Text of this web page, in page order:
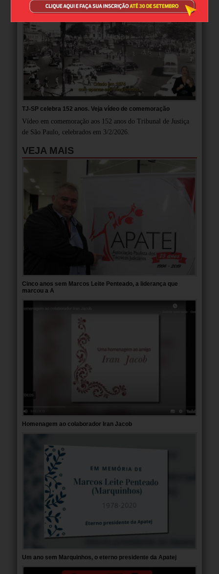
TJ-SP celebra 152 anos. Veja vídeo de comemoração
Vídeo em comemoração aos 152 anos do Tribunal de Justiça
de São Paulo, celebrados em 3/2/2026.
VEJA MAIS
Cinco anos sem Marcos Leite Penteado, a liderança que
marcou a A
Homenagem ao colaborador Iran Jacob
Um ano sem Marquinhos, o eterno presidente da Apatej